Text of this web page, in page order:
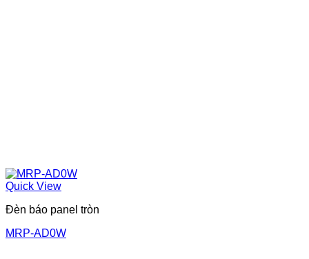
Quick View
Đèn báo panel tròn
MRP-AD0W